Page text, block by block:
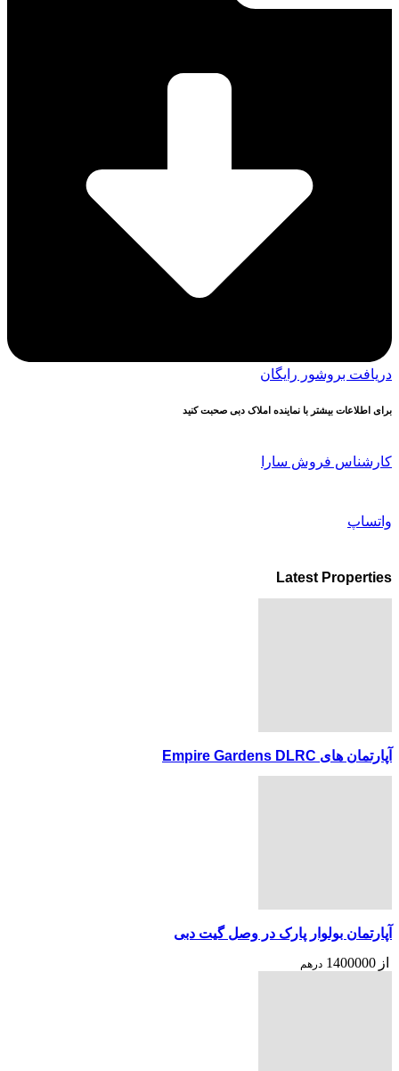
دریافت بروشور رایگان
برای اطلاعات بیشتر با نماینده املاک دبی صحبت کنید
کارشناس فروش سارا
واتساپ
Latest Properties
آپارتمان های Empire Gardens DLRC
آپارتمان بولوار پارک در وصل گیت دبی
از 1400000 درهم